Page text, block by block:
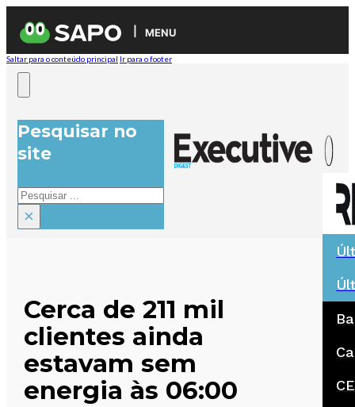
MENU
Saltar para o conteúdo principal Ir para o footer
Pesquisar no
site
Pesquisar
×
Cerca de 211 mil
clientes ainda
estavam sem
energia às 06:00